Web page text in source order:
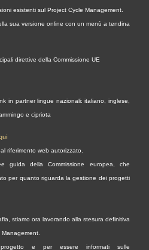
esistenti sul Project Cycle Management.
sua versione online con un menù a tendina
direttive della Commissione UE
in partner lingue nazionali: italiano, inglese,
e cipriota
riferimento web autorizzato.
guida della Commissione europea, che
per quanto riguarda la gestione dei progetti
stiamo ora lavorando alla stesura definitiva
e per essere informati sulle